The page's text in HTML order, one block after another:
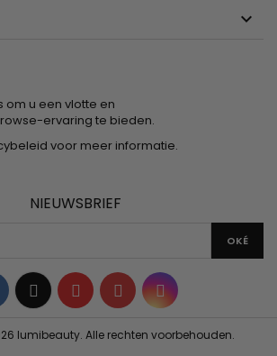

om u een vlotte en
ervaring te bieden.
voor meer informatie.
NIEUWSBRIEF
Facebook
TwitterYouTubePinterestInstagram
lumibeauty. Alle rechten voorbehouden.